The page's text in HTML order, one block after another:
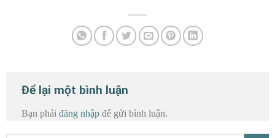
Để lại một bình luận
Bạn phải đăng nhập để gửi bình luận.